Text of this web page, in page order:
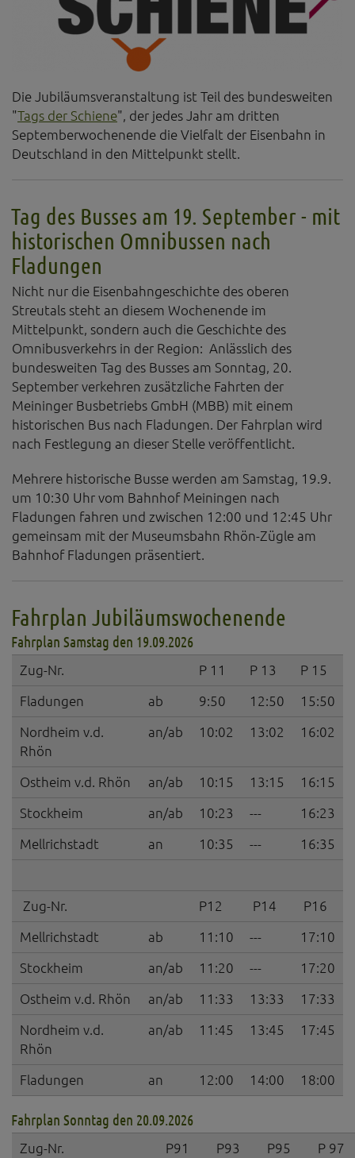
Die Jubiläumsveranstaltung ist Teil des bundesweiten
"Tags der Schiene", der jedes Jahr am dritten
Septemberwochenende die Vielfalt der Eisenbahn in
Deutschland in den Mittelpunkt stellt.
Tag des Busses am 19. September - mit
historischen Omnibussen nach
Fladungen
Nicht nur die Eisenbahngeschichte des oberen
Streutals steht an diesem Wochenende im
Mittelpunkt, sondern auch die Geschichte des
Omnibusverkehrs in der Region: Anlässlich des
bundesweiten Tag des Busses am Sonntag, 20.
September verkehren zusätzliche Fahrten der
Meininger Busbetriebs GmbH (MBB) mit einem
historischen Bus nach Fladungen. Der Fahrplan wird
nach Festlegung an dieser Stelle veröffentlicht.
Mehrere historische Busse werden am Samstag, 19.9.
um 10:30 Uhr vom Bahnhof Meiningen nach
Fladungen fahren und zwischen 12:00 und 12:45 Uhr
gemeinsam mit der Museumsbahn Rhön-Zügle am
Bahnhof Fladungen präsentiert.
Fahrplan Jubiläumswochenende
Fahrplan Samstag den 19.09.2026
Zug-Nr. P 11 P 13 P 15
Fladungen ab 9:50 12:50 15:50
Nordheim v.d.
Rhön
an/ab 10:02 13:02 16:02
Ostheim v.d. Rhön an/ab 10:15 13:15 16:15
Stockheim an/ab 10:23 --- 16:23
Mellrichstadt an 10:35 --- 16:35
Zug-Nr. P12 P14 P16
Mellrichstadt ab 11:10 --- 17:10
Stockheim an/ab 11:20 --- 17:20
Ostheim v.d. Rhön an/ab 11:33 13:33 17:33
Nordheim v.d.
Rhön
an/ab 11:45 13:45 17:45
Fladungen an 12:00 14:00 18:00
Fahrplan Sonntag den 20.09.2026
Zug-Nr. P91 P93 P95 P 97